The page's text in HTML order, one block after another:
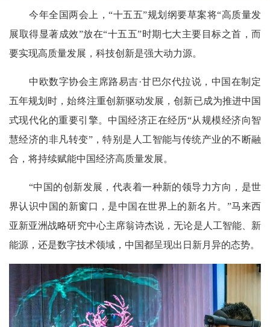
今年全国两会上，“十五五”规划纲要草案将“高质量发
展取得显著成效”放在“十五五”时期七大主要目标之首，而
要实现高质量发展，科技创新是强大动力源。
中欧数字协会主席路易吉·甘巴尔代拉说，中国在制定
五年规划时，始终注重创新驱动发展，创新已成为推进中国
式现代化的重要引擎。中国经济正在经历“从规模经济向智
慧经济的非凡转变”，特别是人工智能与传统产业的不断融
合，将持续赋能中国经济高质量发展。
“中国的创新发展，代表着一种新的领导力方向，是世
界认识中国的新窗口，是中国在世界上的新名片。”马来西
亚新亚洲战略研究中心主席翁诗杰说，无论是人工智能、新
能源，还是数字技术领域，中国都呈现出日新月异的态势。